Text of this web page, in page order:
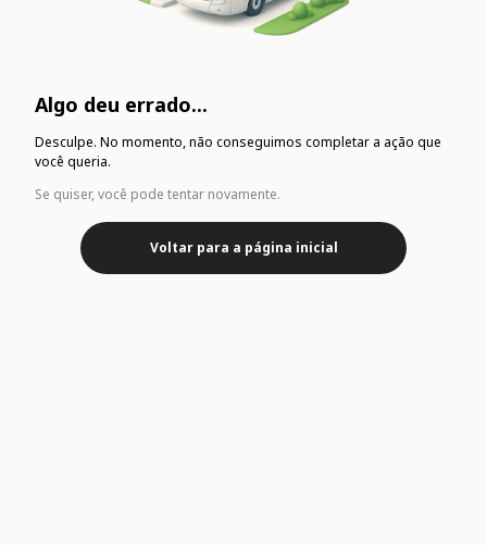
Algo deu errado...
Desculpe. No momento, não conseguimos completar a ação que
você queria.
Se quiser, você pode tentar novamente.
Voltar para a página inicial